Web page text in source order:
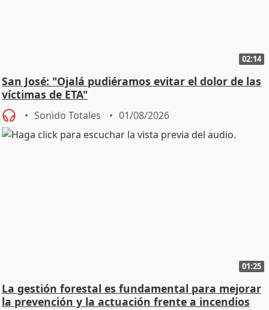
02:14
San José: "Ojalá pudiéramos evitar el dolor de las
víctimas de ETA"
Sonido Totales 01/08/2026
01:25
La gestión forestal es fundamental para mejorar
la prevención y la actuación frente a incendios